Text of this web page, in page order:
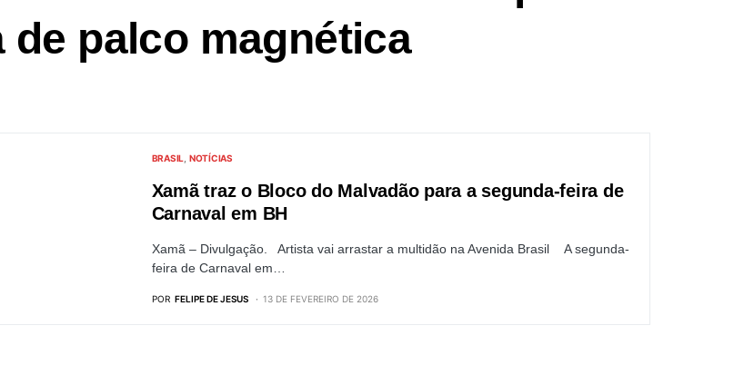
palco magnética
BRASIL NOTÍCIAS
Xamã traz o Bloco do Malvadão para a segunda-feira de
Carnaval em BH
Xamã – Divulgação. Artista vai arrastar a multidão na Avenida Brasil A segunda-
feira de Carnaval em…
POR FELIPE DE JESUS 13 DE FEVEREIRO DE 2026